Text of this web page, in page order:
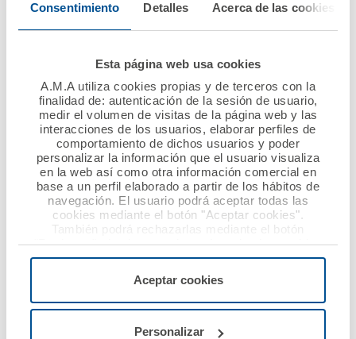
Consentimiento Detalles Acerca de las cookies
Esta página web usa cookies
A.M.A utiliza cookies propias y de terceros con la
finalidad de: autenticación de la sesión de usuario,
medir el volumen de visitas de la página web y las
interacciones de los usuarios, elaborar perfiles de
comportamiento de dichos usuarios y poder
personalizar la información que el usuario visualiza
en la web así como otra información comercial en
base a un perfil elaborado a partir de los hábitos de
navegación. El usuario podrá aceptar todas las
cookies mediante el botón "Aceptar cookies".
También podrá rechazarlas mediante el botón
"Rechazar", donde se rechazarán todas las cookies
menos las necesarias para permitir el acceso a los
configurarlas usando el botón “Personalizar".
Aceptar cookies
Personalizar
Ver noticia
16 enero 2018
A.M.A. se sitúa en el
top ten de las
aseguradoras por su
Ver noticia
11 enero 2018
A.M.A., la Mutua de
los Profesionales
Sanitarios, firma una
con el Colegio de
Farmacéuticos de